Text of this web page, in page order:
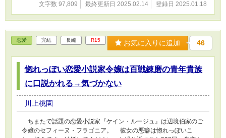
文字数 97,809 最終更新日 2025.02.14 登録日 2025.01.18
恋愛 完結 長編 R15 お気に入りに追加 46
惚れっぽい恋愛小説家令嬢は百戦錬磨の青年貴族
に口説かれる→気づかない
川上桃園
ちまたで話題の恋愛小説家『ケイン・ルージュ』は辺境伯家のご
令嬢のセフィーヌ・フラゴニア。 彼女の悪癖は惚れっぽいこ